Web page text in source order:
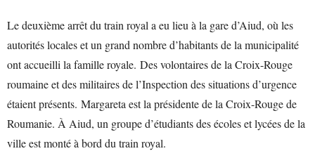
Le deuxième arrêt du train royal a eu lieu à la gare d’Aiud, où les
autorités locales et un grand nombre d’habitants de la municipalité
ont accueilli la famille royale. Des volontaires de la Croix-Rouge
roumaine et des militaires de l’Inspection des situations d’urgence
étaient présents. Margareta est la présidente de la Croix-Rouge de
Roumanie. À Aiud, un groupe d’étudiants des écoles et lycées de la
ville est monté à bord du train royal.